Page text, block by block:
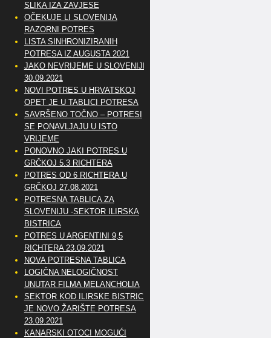
SLIKA IZA ZAVJESE
OČEKUJE LI SLOVENIJA
RAZORNI POTRES
LISTA SINHRONIZIRANIH
POTRESA IZ AUGUSTA 2021
JAKO NEVRIJEME U SLOVENIJI
30.09.2021
NOVI POTRES U HRVATSKOJ
OPET JE U TABLICI POTRESA
SAVRŠENO TOČNO – POTRESI
SE PONAVLJAJU U ISTO
VRIJEME
PONOVNO JAKI POTRES U
GRČKOJ 5.3 RICHTERA
POTRES OD 6 RICHTERA U
GRČKOJ 27.08.2021
POTRESNA TABLICA ZA
SLOVENIJU -SEKTOR ILIRSKA
BISTRICA
POTRES U ARGENTINI 9,5
RICHTERA 23.09.2021
NOVA POTRESNA TABLICA
LOGIČNA NELOGIČNOST
UNUTAR FILMA MELANCHOLIA
SEKTOR KOD ILIRSKE BISTRICE
JE NOVO ŽARIŠTE POTRESA
23.09.2021
KANARSKI OTOCI MOGUĆI